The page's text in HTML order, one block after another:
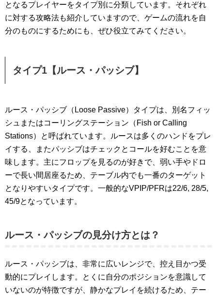
となるプレイヤーをタイプ別に分類しています。それぞれ
に対する攻略法も紹介していますので、ゲームの流れを自
分のものにするためにも、ぜひ役立てみてください。
タイプ1【ルース・パッシブ】
ルース・パッシブ（Loose Passive）タイプは、別名フィッ
シュまたはコーリングステーション（Fish or Calling
Stations）と呼ばれています。ルースは多くのハンドをプレ
イする、またパッシブはチェックとコールを好むことを意
味します。主にフロップを見るのが好きで、弱い手やドロ
ーで長い間居座るため、テーブル内でも一番のターゲット
となりやすいタイプです。一般的なVPIP/PFRは22/6, 28/5,
45/9となっています。
ルース・パッシブの見分け方とは？
ルース・パッシブは、非常に広いレンジで、控え目かつ受
動的にプレイします。とくに自分のポジションを意識して
いないのが特徴ですが、静かなプレイを続けるため、テー